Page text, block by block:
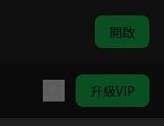
開啟
升級VIP